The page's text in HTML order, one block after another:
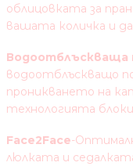
облицовката за
вашата количка и
Водоотблъскваща
водоотблъскващо
проникването на
технологията
Face2Face-
люлката и